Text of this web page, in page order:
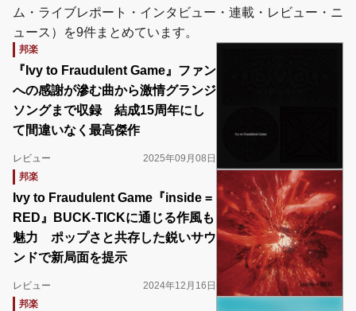
ム・ライブレポート・インタビュー・連載・レビュー・ニ
ュース）を9件まとめています。
邦楽
『Ivy to Fraudulent Game』ファン
への感謝が滲む曲から激情グランジ
ソングまで収録 結成15周年にし
て間違いなく最高傑作
レビュー
2025年09月08日
邦楽
Ivy to Fraudulent Game『inside =
RED』BUCK-TICKに通じる作風も
魅力 ポップさと共存した鋭いサウ
ンドで新局面を提示
レビュー
2024年12月16日
邦楽